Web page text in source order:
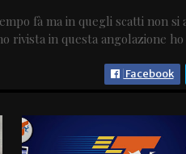
fà ma in quegli scatti non
rivista in questa angolazione
Facebook